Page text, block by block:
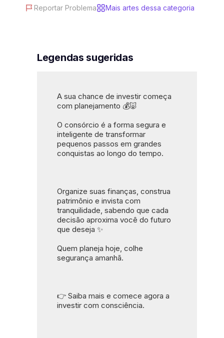
#investimento a longo prazo
Reportar Problema Mais artes dessa categoria
Legendas sugeridas
A sua chance de investir começa
com planejamento 💰🐷
O consórcio é a forma segura e
inteligente de transformar
pequenos passos em grandes
conquistas ao longo do tempo.
Organize suas finanças, construa
patrimônio e invista com
tranquilidade, sabendo que cada
decisão aproxima você do futuro
que deseja ✨
Quem planeja hoje, colhe
segurança amanhã.
👉 Saiba mais e comece agora a
investir com consciência.